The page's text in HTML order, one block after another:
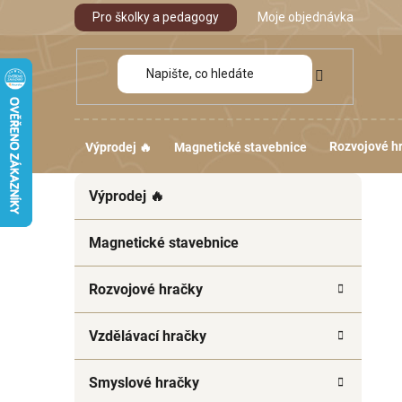
Pro školky a pedagogy Moje objednávka
Výprodej 🔥 Magnetické stavebnice Rozvojové
kategorie
t
g
i
Výprodej 🔥
Magnetické stavebnice
Rozvojové hračky
Vzdělávací hračky
Smyslové hračky